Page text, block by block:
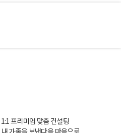
프리미엄 맞춤 컨설팅
가족을 보낸다음 마음으로